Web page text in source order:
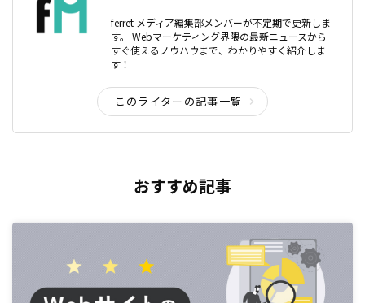
ferret メディア編集部メンバーが不定期で更新しま
す。 Webマーケティング界隈の最新ニュースから
すぐ使えるノウハウまで、わかりやすく紹介しま
す！
このライターの記事一覧
おすすめ記事